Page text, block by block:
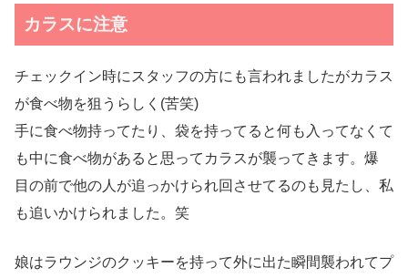
カラスに注意
チェックイン時にスタッフの方にも言われましたがカラス
が食べ物を狙うらしく(苦笑)
手に食べ物持ってたり、袋を持ってると何も入ってなくて
も中に食べ物があると思ってカラスが襲ってきます。爆
目の前で他の人が追っかけられ回させてるのも見たし、私
も追いかけられました。笑
娘はラウンジのクッキーを持って外に出た瞬間襲われてプ